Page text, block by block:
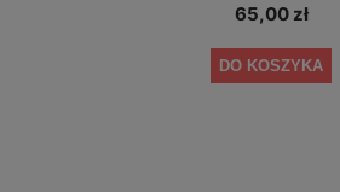
65,00 zł
DO KOSZYKA